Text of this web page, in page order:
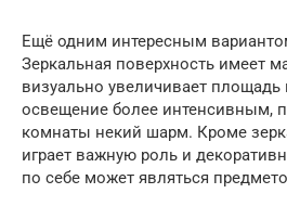
Ещё одним интересным
Зеркальная поверхность имеет
визуально увеличивает площадь
освещение более интенсивным,
комнаты некий шарм. Кроме
играет важную роль и
по себе может являться